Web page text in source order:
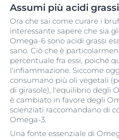
Assumi più acidi
Ora che sai come curare i
interessante sapere che sia
Omega-6 sono acidi grassi
sano. Ciò che è
percentuale fra essi, poiché
l'infiammazione. Siccome
consumano più oli vegetali
di girasole), l'equilibrio degli
è cambiato in favore degli
scienziati raccomandano di
Omega-3.
Una fonte essenziale di